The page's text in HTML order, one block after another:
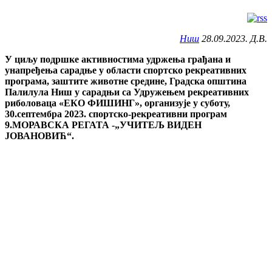
Ниш 28.09.2023. Д.В.
У циљу подршке активностима удржења грађана и
унапређења сарадње у области спортско рекреативних
програма, заштите животне средине, Градска општина
Палилула Ниш у сарадњи са Удружењем рекреативних
риболоваца «ЕКО ФИШИНГ», организује у суботу,
30.септембра 2023. спортско-рекреативни програм
9.МОРАВСКА РЕГАТА -„УЧИТЕЉ ВИДЕН
ЈОВАНОВИЋ“.